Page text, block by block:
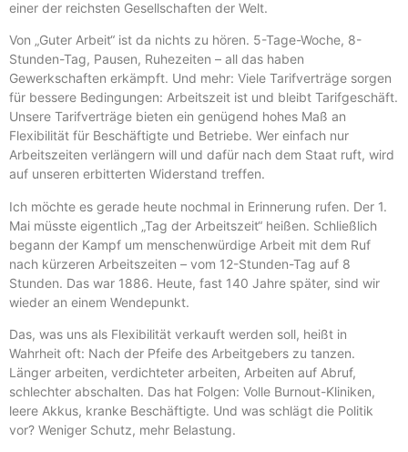
einer der reichsten Gesellschaften der Welt.
Von „Guter Arbeit“ ist da nichts zu hören. 5-Tage-Woche, 8-
Stunden-Tag, Pausen, Ruhezeiten – all das haben
Gewerkschaften erkämpft. Und mehr: Viele Tarifverträge sorgen
für bessere Bedingungen: Arbeitszeit ist und bleibt Tarifgeschäft.
Unsere Tarifverträge bieten ein genügend hohes Maß an
Flexibilität für Beschäftigte und Betriebe. Wer einfach nur
Arbeitszeiten verlängern will und dafür nach dem Staat ruft, wird
auf unseren erbitterten Widerstand treffen.
Ich möchte es gerade heute nochmal in Erinnerung rufen. Der 1.
Mai müsste eigentlich „Tag der Arbeitszeit“ heißen. Schließlich
begann der Kampf um menschenwürdige Arbeit mit dem Ruf
nach kürzeren Arbeitszeiten – vom 12-Stunden-Tag auf 8
Stunden. Das war 1886. Heute, fast 140 Jahre später, sind wir
wieder an einem Wendepunkt.
Das, was uns als Flexibilität verkauft werden soll, heißt in
Wahrheit oft: Nach der Pfeife des Arbeitgebers zu tanzen.
Länger arbeiten, verdichteter arbeiten, Arbeiten auf Abruf,
schlechter abschalten. Das hat Folgen: Volle Burnout-Kliniken,
leere Akkus, kranke Beschäftigte. Und was schlägt die Politik
vor? Weniger Schutz, mehr Belastung.